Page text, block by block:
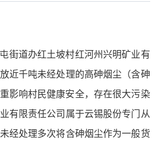
街道办红土坡村红河州兴明矿业有
近千吨未经处理的高砷烟尘（含砷
影响村民健康安全，存在很大污染
有限责任公司属于云锡股份专门从
经处理多次将含砷烟尘作为一般货